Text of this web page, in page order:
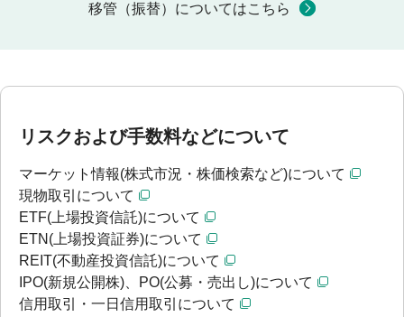
移管（振替）についてはこちら
リスクおよび手数料などについて
マーケット情報(株式市況・株価検索など)について
現物取引について
ETF(上場投資信託)について
ETN(上場投資証券)について
REIT(不動産投資信託)について
IPO(新規公開株)、PO(公募・売出し)について
信用取引・一日信用取引について